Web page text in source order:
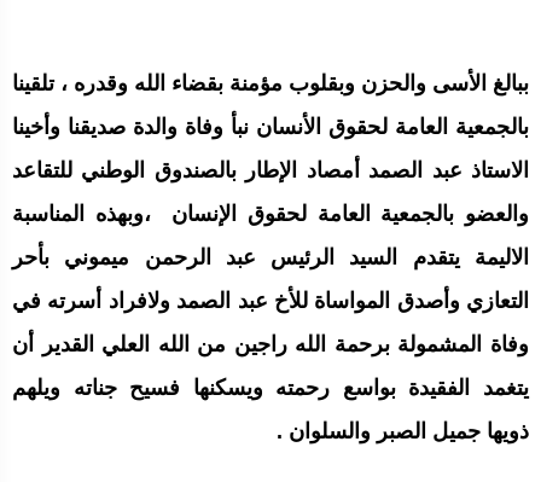
ببالغ الأسى والحزن وبقلوب مؤمنة بقضاء الله وقدره ، تلقينا
بالجمعية العامة لحقوق الأنسان نبأ وفاة والدة صديقنا وأخينا
الاستاذ عبد الصمد أمصاد الإطار بالصندوق الوطني للتقاعد
والعضو بالجمعية العامة لحقوق الإنسان ،وبهذه المناسبة
الاليمة يتقدم السيد الرئيس عبد الرحمن ميموني بأحر
التعازي وأصدق المواساة للأخ عبد الصمد ولافراد أسرته في
وفاة المشمولة برحمة الله راجين من الله العلي القدير أن
يتغمد الفقيدة بواسع رحمته ويسكنها فسيح جناته ويلهم
ذويها جميل الصبر والسلوان .